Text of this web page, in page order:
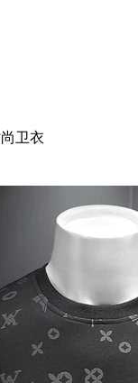
卫衣